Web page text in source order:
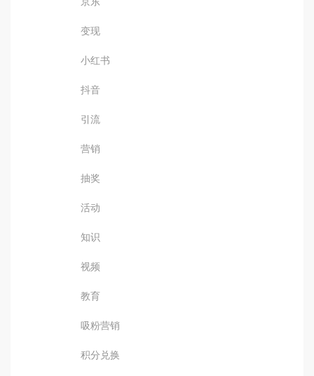
变现
小红书
抖音
引流
营销
抽奖
活动
知识
视频
教育
吸粉营销
积分兑换